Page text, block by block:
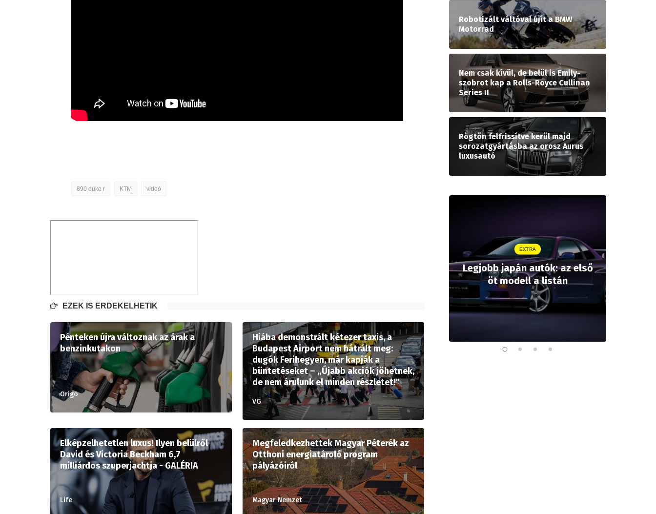
890 duke r KTM videó
EZEK IS ÉRDEKELHETIK
Pénteken újra változnak az árak a
benzinkutakon
Origo
Hiába demonstrált kétezer taxis, a
Budapest Airport nem hátrált meg:
dugók Ferihegyen, már kapják a
büntetéseket – „Újabb akciók jöhetnek,
de nem árulunk el minden részletet!"
VG
Elképzelhetetlen luxus! Ilyen belülről
David és Victoria Beckham 6,7
milliárdos szuperjachtja - GALÉRIA
Life
Megfeledkezhettek Magyar Péterék az
Otthoni energiatároló program
pályázóiról
Magyar Nemzet
Robotizált váltóval újít a BMW
Motorrad
Nem csak kívül, de belül is Emily-
szobrot kap a Rolls-Royce Cullinan
Series II
Rögtön felfrissítve kerül majd
sorozatgyártásba az orosz Aurus
luxusautó
EXTRA
Legjobb japán autók: az első
öt modell a listán